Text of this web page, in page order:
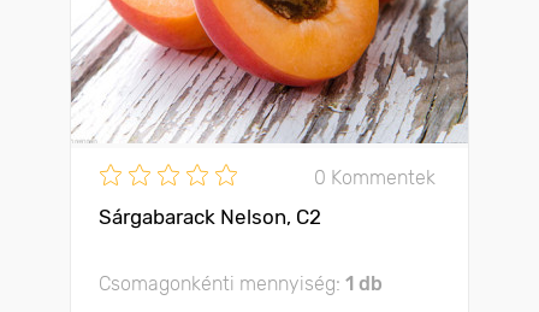
0 Kommentek
Sárgabarack Nelson, C2
Csomagonkénti mennyiség: 1 db